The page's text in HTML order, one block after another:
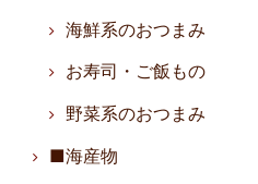
海鮮系のおつまみ
お寿司・ご飯もの
野菜系のおつまみ
■海産物